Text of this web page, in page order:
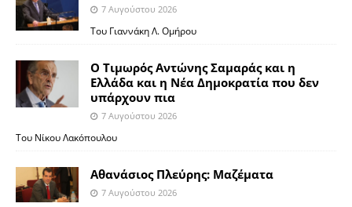
7 Αυγούστου 2026
Του Γιαννάκη Λ. Ομήρου
Ο Τιμωρός Αντώνης Σαμαράς και η
Ελλάδα και η Νέα Δημοκρατία που δεν
υπάρχουν πια
7 Αυγούστου 2026
Του Νίκου Λακόπουλου
Αθανάσιος Πλεύρης: Μαζέματα
7 Αυγούστου 2026